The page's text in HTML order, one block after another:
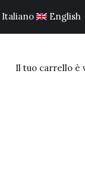
Italiano English
Il tuo carrello è